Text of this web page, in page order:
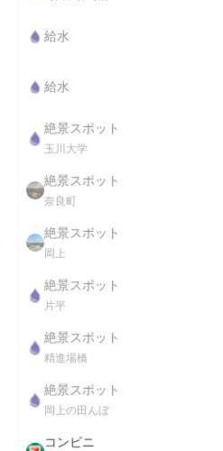
給水
給水
絶景スポット
玉川大学
絶景スポット
奈良町
絶景スポット
岡上
絶景スポット
片平
絶景スポット
精進場橋
絶景スポット
岡上の田んぼ
コンビニ